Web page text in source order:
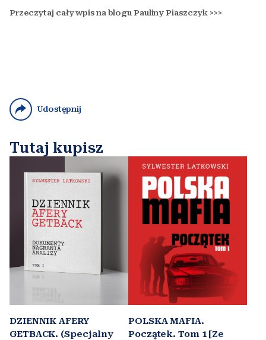
Przeczytaj cały wpis na blogu Pauliny Piaszczyk >>>
Udostępnij
Tutaj kupisz
DZIENNIK AFERY
GETBACK. (Specjalny
POLSKA MAFIA.
Początek. Tom 1 [Ze